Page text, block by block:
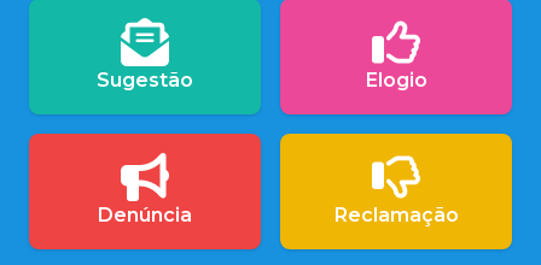
Sugestão Elogio
Denúncia Reclamação